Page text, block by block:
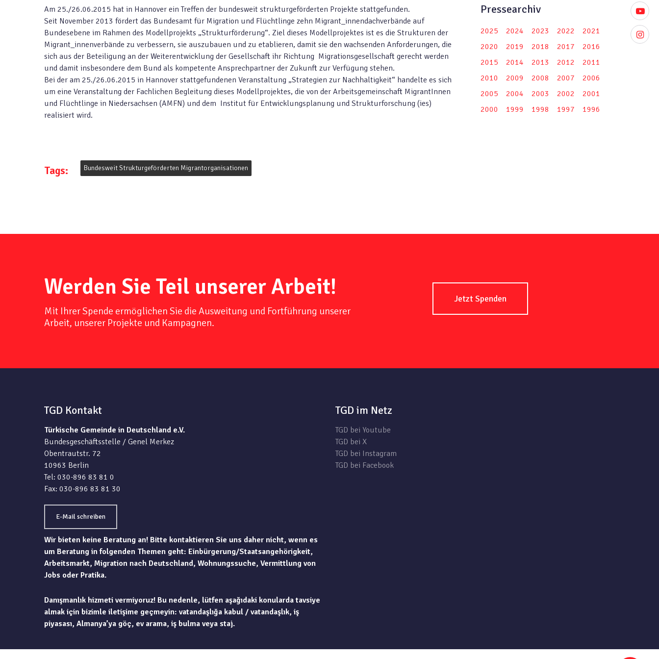
youtube
Am 25./26.06.2015 hat in Hannover ein Treffen der bundesweit strukturgeförderten Projekte stattgefunden.
Seit November 2013 fördert das Bundesamt für Migration und Flüchtlinge zehn Migrant_innendachverbände auf
Bundesebene im Rahmen des Modellprojekts „Strukturförderung“. Ziel dieses Modellprojektes ist es die Strukturen der
Migrant_innenverbände zu verbessern, sie auszubauen und zu etablieren, damit sie den wachsenden Anforderungen, die
sich aus der Beteiligung an der Weiterentwicklung der Gesellschaft ihr Richtung Migrationsgesellschaft gerecht werden
und damit insbesondere dem Bund als kompetente Ansprechpartner der Zukunft zur Verfügung stehen.
Bei der am 25./26.06.2015 in Hannover stattgefundenen Veranstaltung „Strategien zur Nachhaltigkeit“ handelte es sich
um eine Veranstaltung der Fachlichen Begleitung dieses Modellprojektes, die von der Arbeitsgemeinschaft MigrantInnen
und Flüchtlinge in Niedersachsen (AMFN) und dem Institut für Entwicklungsplanung und Strukturforschung (ies)
realisiert wird.
Tags: Bundesweit Strukturgeförderten Migrantorganisationen
Pressearchiv
2025 2024 2023 2022
2021
2020
2019 2018 2017
2016
2015
2014 2013 2012
2011
2010
2009 2008 2007
2006
2005
2004 2003 2002
2001
2000
1999 1998 1997 1996
Werden Sie Teil unserer Arbeit!
Mit Ihrer Spende ermöglichen Sie die Ausweitung und Fortführung unserer
Arbeit, unserer Projekte und Kampagnen.
Jetzt Spenden
TGD Kontakt
Türkische Gemeinde in Deutschland e.V.
Bundesgeschäftsstelle / Genel Merkez
Obentrautstr. 72
10963 Berlin
Tel: 030-896 83 81 0
Fax: 030-896 83 81 30
E-Mail schreiben
Wir bieten keine Beratung an! Bitte kontaktieren Sie uns daher nicht, wenn es
um Beratung in folgenden Themen geht: Einbürgerung/Staatsangehörigkeit,
Arbeitsmarkt, Migration nach Deutschland, Wohnungssuche, Vermittlung von
Jobs oder Pratika.
Danışmanlık hizmeti vermiyoruz! Bu nedenle, lütfen aşağıdaki konularda tavsiye
almak için bizimle iletişime geçmeyin: vatandaşlığa kabul / vatandaşlık, iş
piyasası, Almanya’ya göç, ev arama, iş bulma veya staj.
TGD im Netz
TGD bei Youtube
TGD bei X
TGD bei Instagram
TGD bei Facebook